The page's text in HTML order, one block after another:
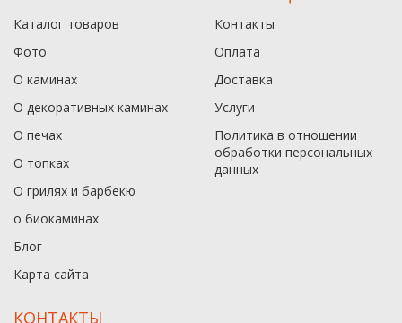
Каталог товаров
Фото
О каминах
О декоративных каминах
О печах
О топках
О грилях и барбекю
о биокаминах
Блог
Карта сайта
Контакты
Оплата
Доставка
Услуги
Политика в отношении
обработки персональных
данныx
КОНТАКТЫ